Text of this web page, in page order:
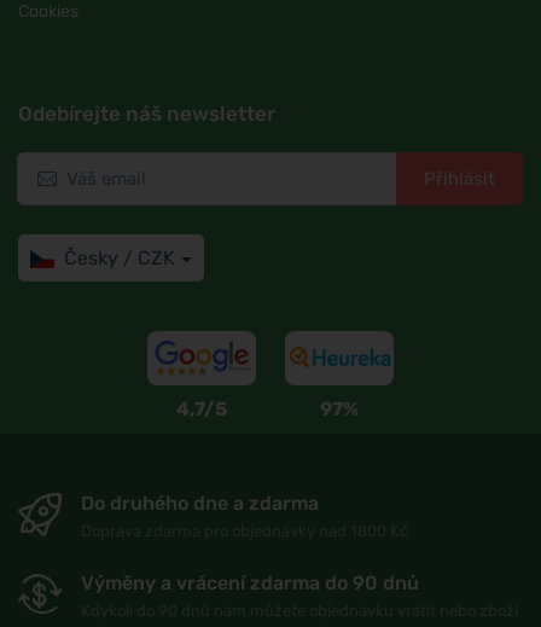
Cookies
Odebírejte náš newsletter
Přihlásit
Česky / CZK
4,7/5 97%
Do druhého dne a zdarma
Výměny a vrácení zdarma do 90 dnů